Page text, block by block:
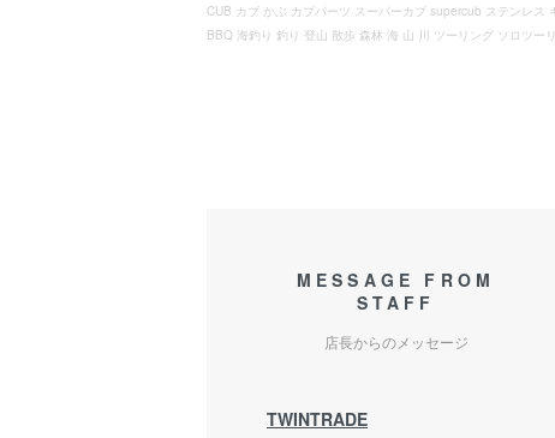
CUB カブ かぶ カブパーツ スーパーカブ supercub ステンレス
BBQ 海釣り 釣り 登山 散歩 森林 海 山 川 ツーリング ソロツ
MESSAGE FROM
STAFF
店長からのメッセージ
TWINTRADE